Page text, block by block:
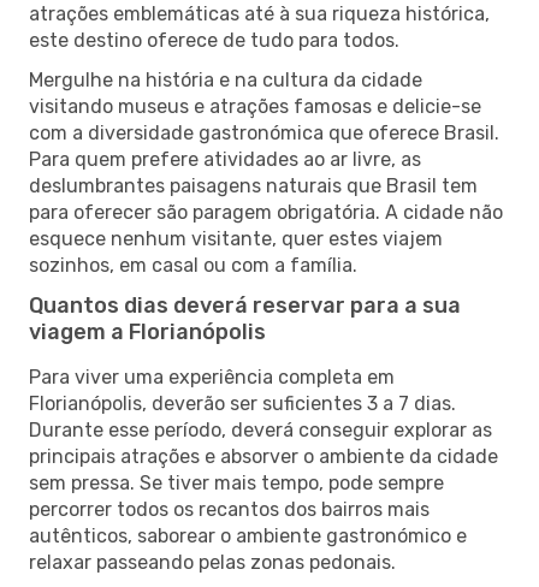
atrações emblemáticas até à sua riqueza histórica,
este destino oferece de tudo para todos.
Mergulhe na história e na cultura da cidade
visitando museus e atrações famosas e delicie-se
com a diversidade gastronómica que oferece Brasil.
Para quem prefere atividades ao ar livre, as
deslumbrantes paisagens naturais que Brasil tem
para oferecer são paragem obrigatória. A cidade não
esquece nenhum visitante, quer estes viajem
sozinhos, em casal ou com a família.
Quantos dias deverá reservar para a sua
viagem a Florianópolis
Para viver uma experiência completa em
Florianópolis, deverão ser suficientes 3 a 7 dias.
Durante esse período, deverá conseguir explorar as
principais atrações e absorver o ambiente da cidade
sem pressa. Se tiver mais tempo, pode sempre
percorrer todos os recantos dos bairros mais
autênticos, saborear o ambiente gastronómico e
relaxar passeando pelas zonas pedonais.